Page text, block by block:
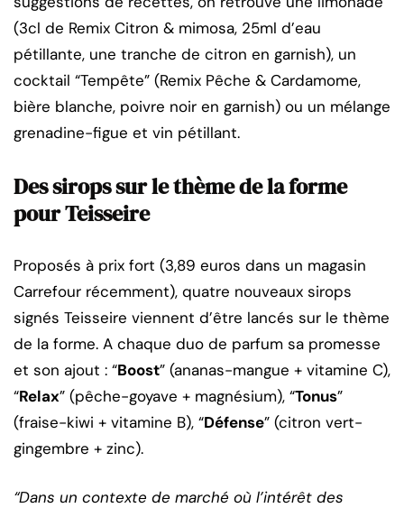
(3cl de Remix Citron & mimosa, 25ml d’eau
pétillante, une tranche de citron en garnish), un
cocktail “Tempête” (Remix Pêche & Cardamome,
bière blanche, poivre noir en garnish) ou un mélange
grenadine-figue et vin pétillant.
Des sirops sur le thème de la forme
pour Teisseire
Proposés à prix fort (3,89 euros dans un magasin
Carrefour récemment), quatre nouveaux sirops
signés Teisseire viennent d’être lancés sur le thème
de la forme. A chaque duo de parfum sa promesse
et son ajout : “Boost” (ananas-mangue + vitamine C),
“Relax” (pêche-goyave + magnésium), “Tonus”
(fraise-kiwi + vitamine B), “Défense” (citron vert-
gingembre + zinc).
“Dans un contexte de marché où l’intérêt des